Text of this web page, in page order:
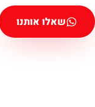
שאלו אותנו